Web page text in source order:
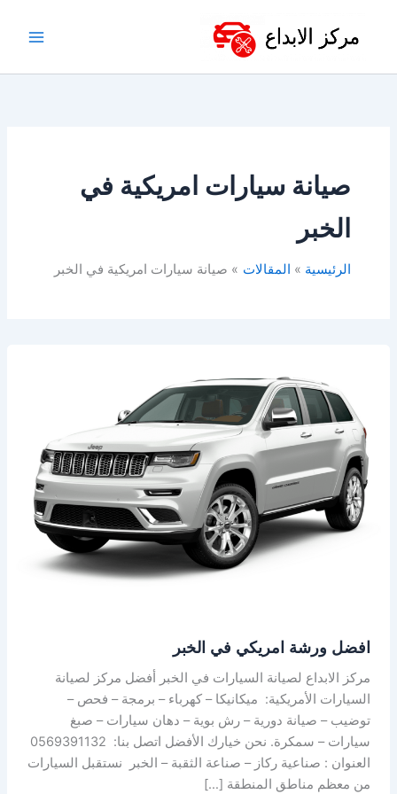
صيانة سيارات امريكية في
الخبر
الرئيسية المقالات صيانة سيارات امريكية في الخبر
افضل ورشة امريكي في الخبر
مركز الابداع لصيانة السيارات في الخبر أفضل مركز لصيانة
السيارات الأمريكية: ميكانيكا – كهرباء – برمجة – فحص –
توضيب – صيانة دورية – رش بوية – دهان سيارات – صبغ
سيارات – سمكرة. نحن خيارك الأفضل اتصل بنا: 0569391132
العنوان : صناعية ركاز – صناعة الثقبة – الخبر نستقبل السيارات
من معظم مناطق المنطقة […]
امريكي
في
الخبر